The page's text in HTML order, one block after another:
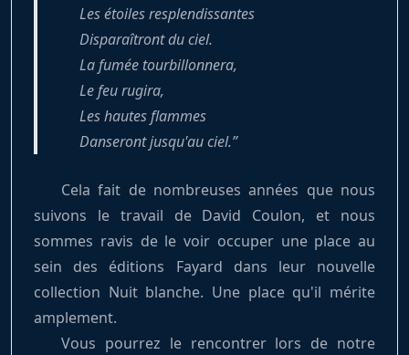
Les étoiles resplendissantes
Disparaîtront du ciel.
La fumée tourbillonnera,
Le feu rugira,
Les hautes flammes
Danseront jusqu'au ciel.
Cela fait de nombreuses années que nous
suivons le travail de David Coulon, et nous
sommes ravis de le voir occuper une place au
sein des éditions Fayard dans leur nouvelle
collection Nuit blanche. Une place qu'il mérite
amplement.
Vous pourrez le rencontrer lors de notre